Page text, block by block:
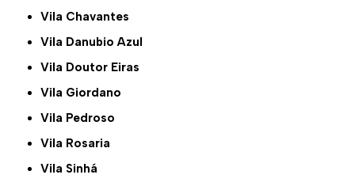
Vila Chavantes
Vila Danubio Azul
Vila Doutor Eiras
Vila Giordano
Vila Pedroso
Vila Rosaria
Vila Sinhá